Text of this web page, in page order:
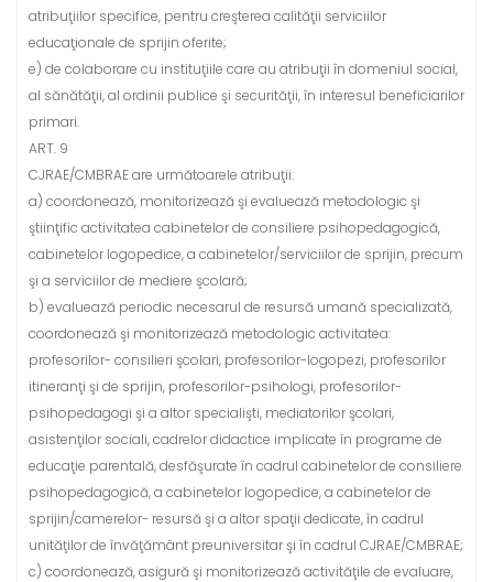
atribuţiilor specifice, pentru creşterea calităţii serviciilor
educaţionale de sprijin oferite;
e) de colaborare cu instituţiile care au atribuţii în domeniul social,
al sănătăţii, al ordinii publice şi securităţii, în interesul beneficiarilor
primari.
ART. 9
CJRAE/CMBRAE are următoarele atribuţii:
a) coordonează, monitorizează şi evaluează metodologic şi
ştiinţific activitatea cabinetelor de consiliere psihopedagogică,
cabinetelor logopedice, a cabinetelor/serviciilor de sprijin, precum
şi a serviciilor de mediere şcolară;
b) evaluează periodic necesarul de resursă umană specializată,
coordonează şi monitorizează metodologic activitatea:
profesorilor- consilieri şcolari, profesorilor-logopezi, profesorilor
itineranţi şi de sprijin, profesorilor-psihologi, profesorilor-
psihopedagogi şi a altor specialişti, mediatorilor şcolari,
asistenţilor sociali, cadrelor didactice implicate în programe de
educaţie parentală, desfăşurate în cadrul cabinetelor de consiliere
psihopedagogică, a cabinetelor logopedice, a cabinetelor de
sprijin/camerelor- resursă şi a altor spaţii dedicate, în cadrul
unităţilor de învăţământ preuniversitar şi în cadrul CJRAE/CMBRAE;
c) coordonează, asigură şi monitorizează activităţile de evaluare,